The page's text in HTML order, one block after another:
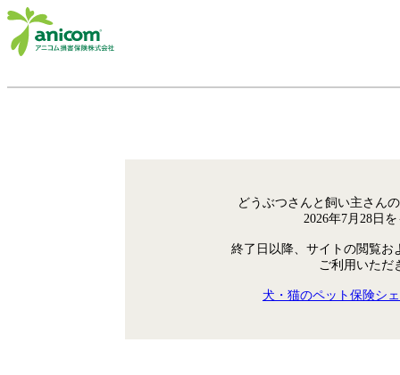
どうぶつさんと飼い主さん
2026年7月28日
終了日以降、サイトの閲覧お
ご利用いただ
犬・猫のペット保険シ